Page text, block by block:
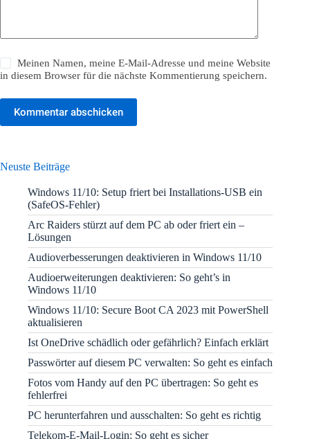
Meinen Namen, meine E-Mail-Adresse und meine Website
in diesem Browser für die nächste Kommentierung speichern.
Kommentar abschicken
Neuste Beiträge
Windows 11/10: Setup friert bei Installations-USB ein
(SafeOS-Fehler)
Arc Raiders stürzt auf dem PC ab oder friert ein –
Lösungen
Audioverbesserungen deaktivieren in Windows 11/10
Audioerweiterungen deaktivieren: So geht’s in
Windows 11/10
Windows 11/10: Secure Boot CA 2023 mit PowerShell
aktualisieren
Ist OneDrive schädlich oder gefährlich? Einfach erklärt
Passwörter auf diesem PC verwalten: So geht es einfach
Fotos vom Handy auf den PC übertragen: So geht es
fehlerfrei
PC herunterfahren und ausschalten: So geht es richtig
Telekom-E-Mail-Login: So geht es sicher